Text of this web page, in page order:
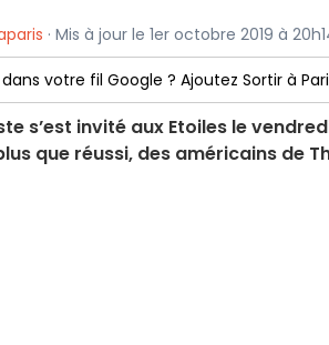
· Mis à jour le 1er octobre 2019 à
votre fil Google ? Ajoutez Sortir à
s’est invité aux Etoiles le
que réussi, des américains de